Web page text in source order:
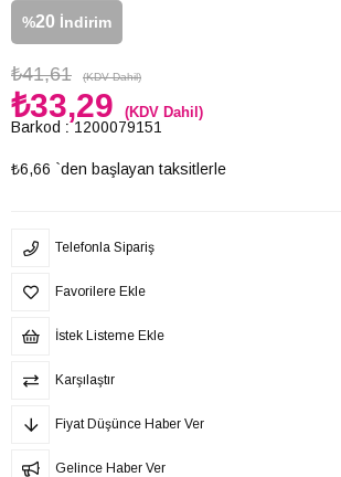
%20 İndirim
₺41,61 (KDV Dahil)
₺33,29 (KDV Dahil)
Barkod : 1200079151
₺6,66 `den başlayan taksitlerle
Telefonla Sipariş
Favorilere Ekle
İstek Listeme Ekle
Karşılaştır
Fiyat Düşünce Haber Ver
Gelince Haber Ver